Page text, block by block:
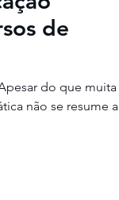
de
do que muita
não se resume a